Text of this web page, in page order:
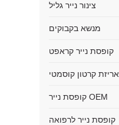
צינור נייר גליל
מנשא בקבוקים
קופסת נייר קראפט
אריזת קרטון קוסמטי
קופסת נייר OEM
קופסת נייר לרפואה